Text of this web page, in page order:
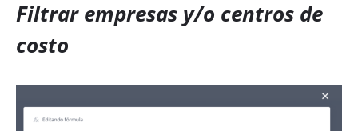
Filtrar empresas y/o centros de
costo